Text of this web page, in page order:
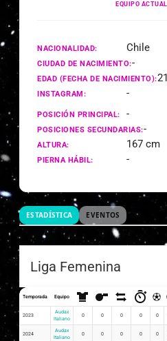
EQUIPO
NACIONALIDAD: Chile
CIUDAD DE NACIMIENTO:-
EDAD (FECHA DE NACIMIENTO):
INSTAGRAM: -
POSICIÓN PRINCIPAL: -
POSICIONES SECUNDARIAS:-
ALTURA: 167 cm
PIERNA HÁBIL: -
ESTADÍSTICA EVENTOS
Liga Femenina
Temporada Equipo
2023
Audax
Italiano
0 0 0 0 0
2024
Audax
Italiano
0 0 0 0 0